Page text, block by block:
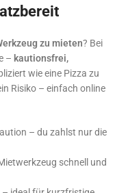
zu mieten? Bei
– kautionsfrei,
wie eine Pizza zu
Risiko – einfach online
– du zahlst nur die
schnell und